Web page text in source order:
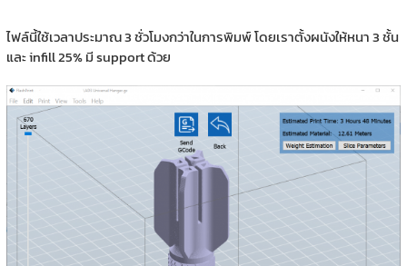
variants.
The
options
may
be
product
page
ไฟล์นี้ใช้เวลาประมาณ 3 ชั่วโมงกว่าในการพิมพ์ โดยเราตั้งผนังให้หนา 3 ชั้น
และ infill 25% มี support ด้วย